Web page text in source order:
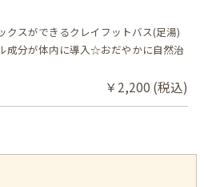
クスができるクレイフットバス(足湯)
成分が体内に導入☆おだやかに自然治
￥2,200 (税込)